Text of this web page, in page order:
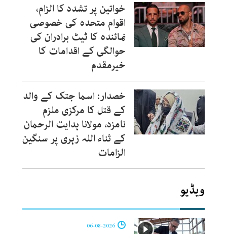
خواتین پر تشدد کا الزام،
اقوام متحدہ کی خصوصی
نمائندہ کا ٹیٹ برادران کی
حوالگی کے اقدامات کا
خیرمقدم
خصدار: اسما جتک کے والد
کے قتل کا مرکزی ملزم
نامزد، مولانا ہدایت الرحمان
کے ثناء اللہ زہری پر سنگین
الزامات
ویڈیو